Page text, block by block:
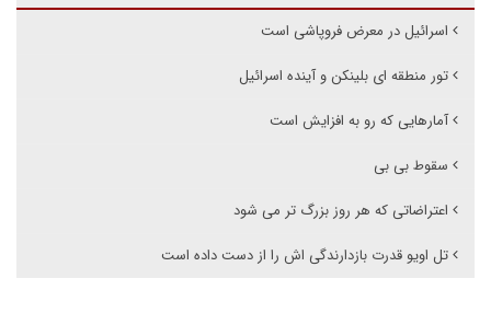
اسرائیل در معرض فروپاشی است
تور منطقه ای بلینکن و آینده اسرائیل
آمارهایی که رو به افزایش است
سقوط بی بی
اعتراضاتی که هر روز بزرگ تر می شود
تل اویو قدرت بازدارندگی‌ اش را از دست داده‌ است